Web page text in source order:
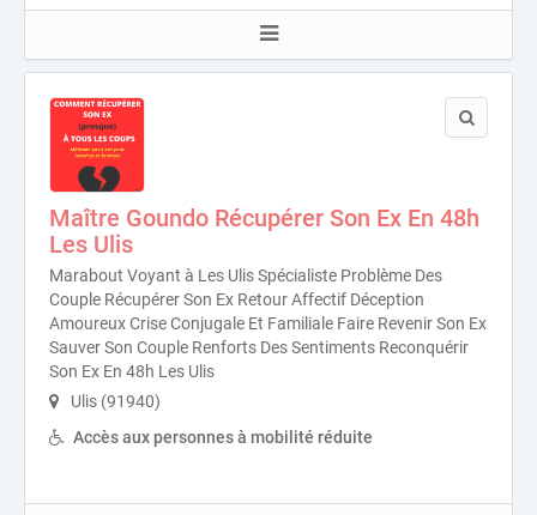
Maître Goundo Récupérer Son Ex En 48h
Les Ulis
Marabout Voyant à Les Ulis Spécialiste Problème Des
Couple Récupérer Son Ex Retour Affectif Déception
Amoureux Crise Conjugale Et Familiale Faire Revenir Son Ex
Sauver Son Couple Renforts Des Sentiments Reconquérir
Son Ex En 48h Les Ulis
Ulis (91940)
Accès aux personnes à mobilité réduite